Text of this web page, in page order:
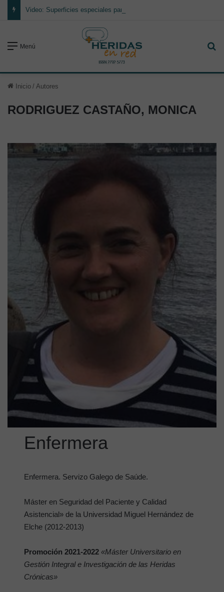
Menú
Inicio / Autores
RODRIGUEZ CASTAÑO, MONICA
Enfermera
Enfermera. Servizo Galego de Saúde.
Máster en Seguridad del Paciente y Calidad
Asistencial» de la Universidad Miguel Hernández de
Elche (2012-2013)
Promoción 2021-2022 «Máster Universitario en
Gestión Integral e Investigación de las Heridas
Crónicas»